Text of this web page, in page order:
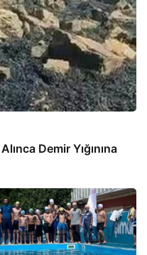
Demir Yığınına